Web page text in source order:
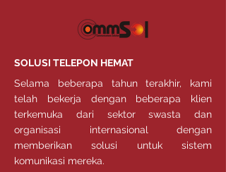
SOLUSI TELEPON HEMAT
Selama beberapa tahun terakhir, kami
telah bekerja dengan beberapa klien
terkemuka dari sektor swasta dan
organisasi internasional dengan
memberikan solusi untuk sistem
komunikasi mereka.